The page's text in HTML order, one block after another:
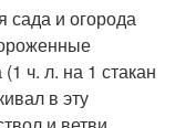
сада и огорода
ч. л. на 1 стакан
в эту